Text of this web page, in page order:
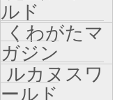
ルド
くわがたマ
ガジン
ルカヌスワ
ールド